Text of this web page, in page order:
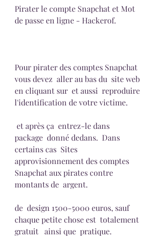
Pirater le compte Snapchat et Mot
de passe en ligne - Hackerof.
Pour pirater des comptes Snapchat
vous devez  aller au bas du  site web
en cliquant sur  et aussi  reproduire
l'identification de votre victime.
package  donné dedans.  Dans
certains cas  Sites
approvisionnement des comptes
Snapchat aux pirates contre
montants de  argent.
de  design 1500-5000 euros, sauf
chaque petite chose est  totalement
gratuit   ainsi que  pratique.